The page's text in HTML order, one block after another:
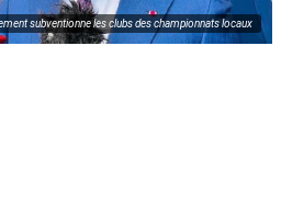
subventionne les clubs des championnats locaux